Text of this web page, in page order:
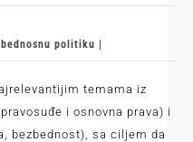
politiku |
temama iz
i osnovna prava) i
bezbednost), sa ciljem da